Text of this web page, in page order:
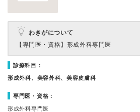
わきがについて
【専門医・資格】 形成外科専門医
診療科目：
形成外科、美容外科、美容皮膚科
専門医・資格：
形成外科専門医